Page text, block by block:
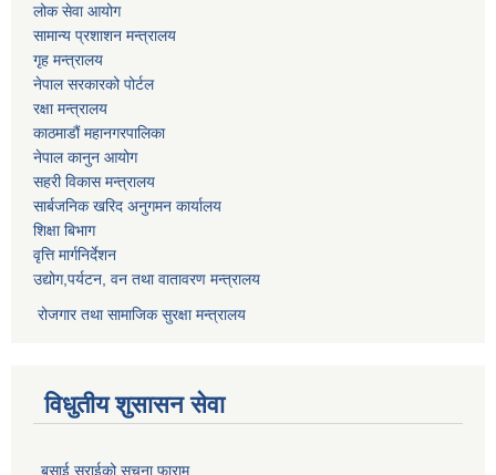
लोक सेवा आयोग
सामान्य प्रशाशन मन्त्रालय
गृह मन्त्रालय
नेपाल सरकारको पोर्टल
रक्षा मन्त्रालय
काठमाडौं महानगरपालिका
नेपाल कानुन आयोग
सहरी विकास मन्त्रालय
सार्बजनिक खरिद अनुगमन कार्यालय
शिक्षा बिभाग
वृत्ति मार्गनिर्देशन
उद्योग,पर्यटन, वन तथा वातावरण मन्त्रालय
रोजगार तथा सामाजिक सुरक्षा मन्त्रालय
विधुतीय शुसासन सेवा
बसाई सराईको सूचना फाराम